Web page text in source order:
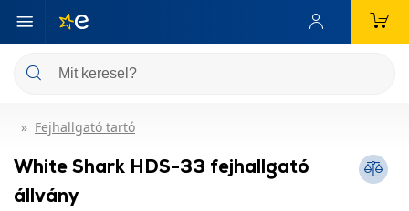
Fejhallgató tartó
White Shark HDS-33 fejhallgató
állvány